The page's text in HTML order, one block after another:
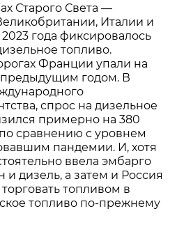
Старого Света —
Италии и
года фиксировалось
топливо.
Франции упали на
предыдущим годом. В
спрос на дизельное
примерно на 380
сравнению с уровнем
пандемии. И, хотя
ввела эмбарго
дизель, а затем и Россия
топливом в
топливо по-прежнему